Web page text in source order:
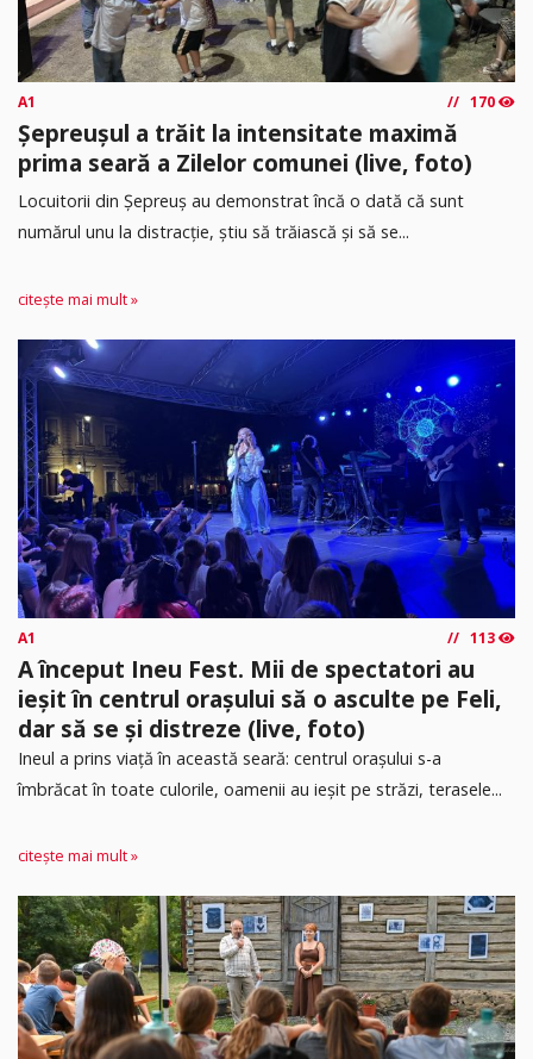
A1 170
Șepreușul a trăit la intensitate maximă
prima seară a Zilelor comunei (live, foto)
Locuitorii din Șepreuș au demonstrat încă o dată că sunt
numărul unu la distracție, știu să trăiască și să se...
citește mai mult »
A1 113
A început Ineu Fest. Mii de spectatori au
ieșit în centrul orașului să o asculte pe Feli,
dar să se și distreze (live, foto)
Ineul a prins viață în această seară: centrul orașului s-a
îmbrăcat în toate culorile, oamenii au ieșit pe străzi, terasele...
citește mai mult »